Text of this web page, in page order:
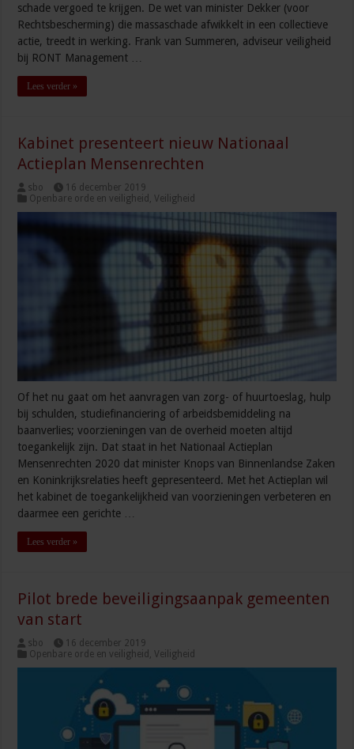
schade vergoed te krijgen. De wet van minister Dekker (voor
Rechtsbescherming) die massaschade afwikkelt in een collectieve
actie, treedt in werking. Frank van Summeren, adviseur veiligheid
bij RONT Management …
Lees verder »
Kabinet presenteert nieuw Nationaal
Actieplan Mensenrechten
sbo
16 december 2019
Openbare orde en veiligheid
,Veiligheid
Of het nu gaat om het aanvragen van zorg- of huurtoeslag, hulp
bij schulden, studiefinanciering of arbeidsbemiddeling na
baanverlies; voorzieningen van de overheid moeten altijd
toegankelijk zijn. Dat staat in het Nationaal Actieplan
Mensenrechten 2020 dat minister Knops van Binnenlandse Zaken
en Koninkrijksrelaties heeft gepresenteerd. Met het Actieplan wil
het kabinet de toegankelijkheid van voorzieningen verbeteren en
daarmee een gerichte …
Lees verder »
Pilot brede beveiligingsaanpak gemeenten
van start
sbo
16 december 2019
Openbare orde en veiligheid ,Veiligheid